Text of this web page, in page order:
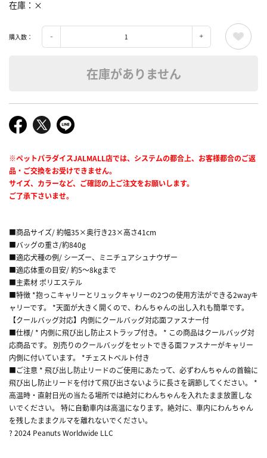
在庫 ×
購入数：
在庫がありません
※ペットパラダイスJALMALL店では、システムの都合上、お客様都合のご返
品・ご交換をお受けできません。
サイズ、カラーなど、ご確認の上ご注文をお願いします。
ご了承下さいませ。
■商品サイズ/ 約幅35×奥行き23×高さ41cm
■バッグの重さ/約840g
■適応犬種の例/ シーズー、ミニチュアシュナウザー
■適応体重の目安/ 約5～8kgまで
■主素材 ポリエステル
■特徴 *抱っこキャリーとリュックキャリーの2つの使用方法ができる2wayキ
ャリーです。 *天面が大きく開くので、わんちゃんの出し入れも簡単です。
【クールバッグ対応】内側にクールバッグ対応面ファスナー付
■仕様/ * 内側に飛び出し防止ストラップ付き。 * この商品はクールバッグ対
応商品です。 別売りのクールバッグをセットできる面ファスナーがキャリー
内側に付いています。 *チェストベルト付き
■ご注意 * 飛び出し防止リードのご使用にあたって、必ずわんちゃんの首輪に
飛び出し防止リードを付けて飛び出さないように長さを調節してください。 *
高温時・直射日光の当たる場所では絶対にわんちゃんを入れたまま放置しな
いでください。 特に自動車内は高温になります。絶対に、車内にわんちゃん
を残したままクルマを離れないでください。
? 2024 Peanuts Worldwide LLC